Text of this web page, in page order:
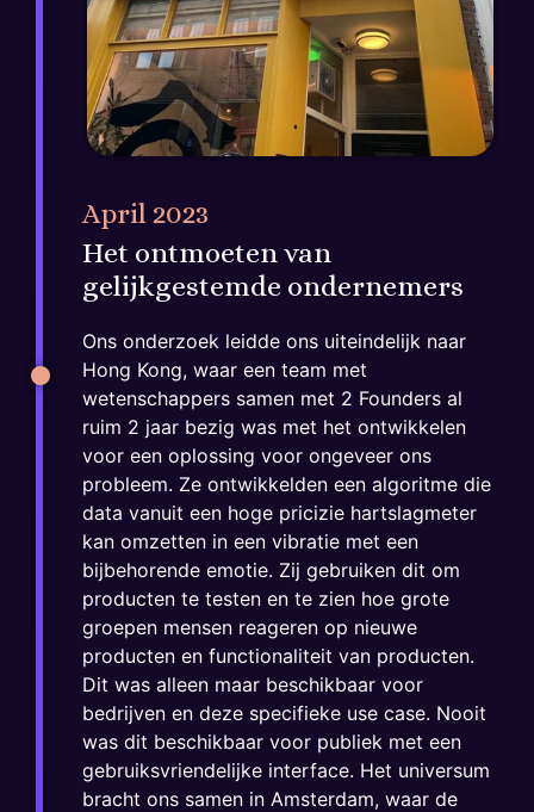
April 2023
Het ontmoeten van
gelijkgestemde ondernemers
Ons onderzoek leidde ons uiteindelijk naar
Hong Kong, waar een team met
wetenschappers samen met 2 Founders al
ruim 2 jaar bezig was met het ontwikkelen
voor een oplossing voor ongeveer ons
probleem. Ze ontwikkelden een algoritme die
data vanuit een hoge pricizie hartslagmeter
kan omzetten in een vibratie met een
bijbehorende emotie. Zij gebruiken dit om
producten te testen en te zien hoe grote
groepen mensen reageren op nieuwe
producten en functionaliteit van producten.
Dit was alleen maar beschikbaar voor
bedrijven en deze specifieke use case. Nooit
was dit beschikbaar voor publiek met een
gebruiksvriendelijke interface. Het universum
bracht ons samen in Amsterdam, waar de